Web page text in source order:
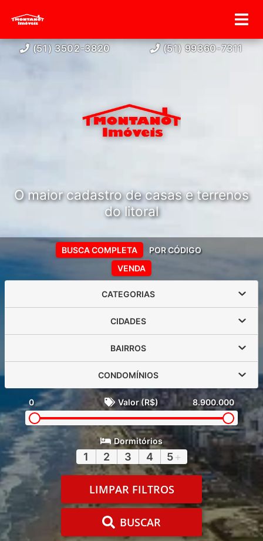
(51) 3502-3820 (51) 99360-7311
O maior cadastro de casas e terrenos
do litoral
VENDA
BUSCA COMPLETA POR CÓDIGO
CATEGORIAS
CIDADES
BAIRROS
CONDOMÍNIOS
0 Valor (R$) 8.900.000
Dormitórios
1 2 3 4 5 +
LIMPAR FILTROS
BUSCAR